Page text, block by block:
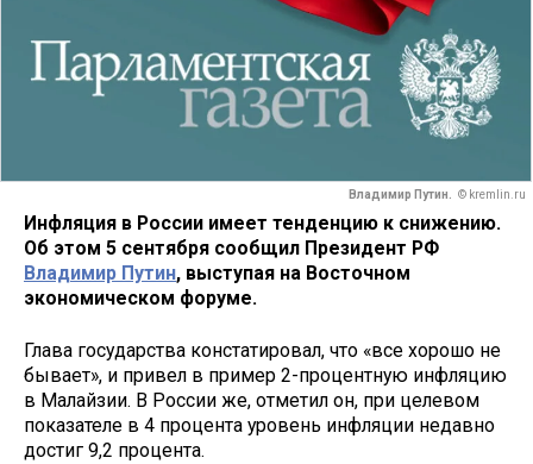
Владимир Путин. © kremlin.ru
Инфляция в России имеет тенденцию к снижению.
Об этом 5 сентября сообщил Президент РФ
Владимир Путин, выступая на Восточном
экономическом форуме.
Глава государства констатировал, что «все хорошо не
бывает», и привел в пример 2-процентную инфляцию
в Малайзии. В России же, отметил он, при целевом
показателе в 4 процента уровень инфляции недавно
достиг 9,2 процента.